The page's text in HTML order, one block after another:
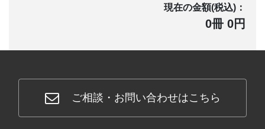
現在の金額(税込)：
0冊 0円
ご相談・お問い合わせはこちら